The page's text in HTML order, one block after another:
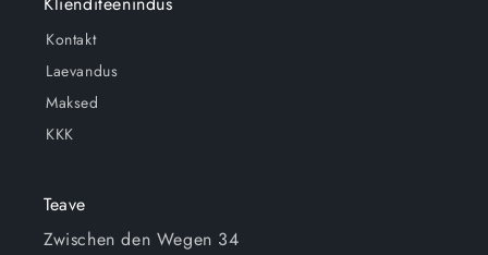
Kontakt
Laevandus
Maksed
KKK
Teave
Zwischen den Wegen 34